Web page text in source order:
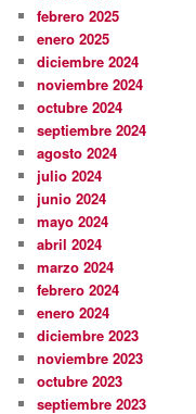
febrero 2025
enero 2025
diciembre 2024
noviembre 2024
octubre 2024
septiembre 2024
agosto 2024
julio 2024
junio 2024
mayo 2024
abril 2024
marzo 2024
febrero 2024
enero 2024
diciembre 2023
noviembre 2023
octubre 2023
septiembre 2023